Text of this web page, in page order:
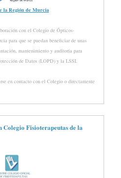
la Región de Murcia
con el Colegio de Ópticos-
para que se puedan beneficiar de unas
mantenimiento y auditoría para
de Datos (LOPD) y la LSSI.
en contacto con el Colegio o directamente
Fisioterapeutas de la